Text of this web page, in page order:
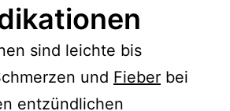
sind leichte bis
und Fieber bei
entzündlichen